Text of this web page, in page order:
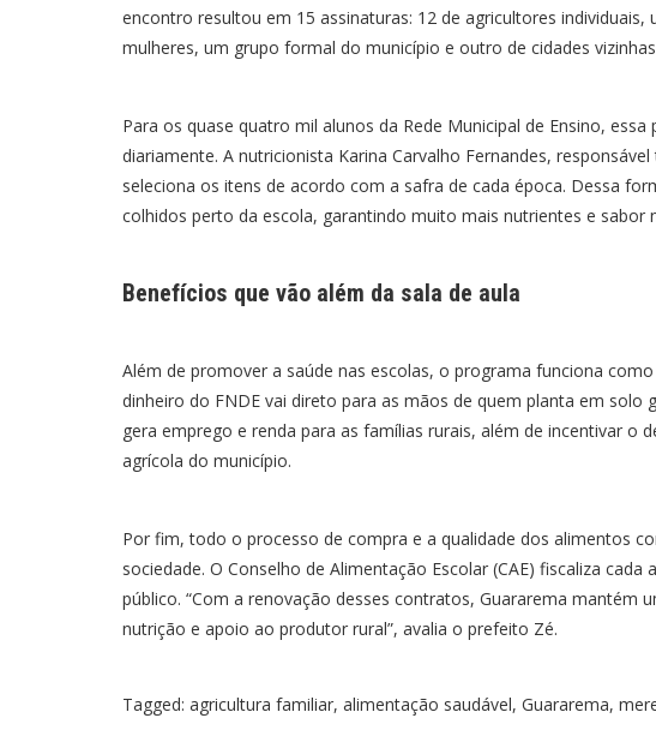
encontro resultou em 15 assinaturas: 12 de agricultores
mulheres, um grupo formal do município e outro de cidades
Para os quase quatro mil alunos da Rede Municipal de Ensino,
diariamente. A nutricionista Karina Carvalho Fernandes,
seleciona os itens de acordo com a safra de cada época. Dessa
colhidos perto da escola, garantindo muito mais nutrientes e sabor
Benefícios que vão além da sala de aula
Além de promover a saúde nas escolas, o programa funciona
dinheiro do FNDE vai direto para as mãos de quem planta em solo
gera emprego e renda para as famílias rurais, além de incentivar o
agrícola do município.
Por fim, todo o processo de compra e a qualidade dos alimentos
sociedade. O Conselho de Alimentação Escolar (CAE) fiscaliza
público. “Com a renovação desses contratos, Guararema mantém
nutrição e apoio ao produtor rural”, avalia o prefeito Zé.
Tagged: agricultura familiar, alimentação saudável, Guararema,